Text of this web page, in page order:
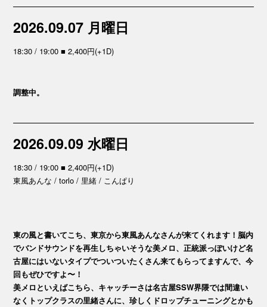
2026.09.07 月曜日
18:30 / 19:00 ■ 2,400円(+1D)
調整中。
2026.09.09 水曜日
18:30 / 19:00 ■ 2,400円(+1D)
東風あんな / torlo / 里緒 / こんぱり
東の風と書いてこち、東京から東風あんなさんが来てくれます！脳内
でバンドサウンドを再生しちゃいそうな美メロ、正統派っぽいけど名
古屋にはいないタイプでついついたくさん来てもらってますんで、今
回もぜひですよ〜！
美メロといえばこちら、キャッチーさは名古屋SSW界隈では間違い
なくトップクラスの里緒さんに、珍しくドロップチューニングとかも